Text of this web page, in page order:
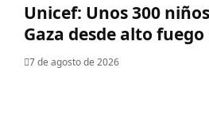
Unicef: Unos 300
Gaza desde alto
7 de agosto de 2026